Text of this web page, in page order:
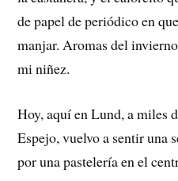
de papel de periódico en
manjar. Aromas del
mi niñez.
Hoy, aquí en Lund, a miles
Espejo, vuelvo a sentir una
por una pastelería en el